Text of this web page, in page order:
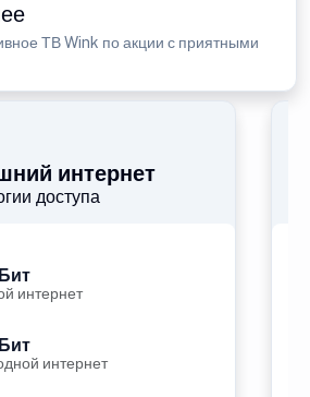
ТВ Wink по акции с приятными
интернет
доступа
интернет
интернет